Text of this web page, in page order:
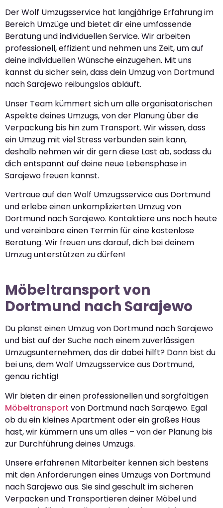
Der Wolf Umzugsservice hat langjährige Erfahrung im
Bereich Umzüge und bietet dir eine umfassende
Beratung und individuellen Service. Wir arbeiten
professionell, effizient und nehmen uns Zeit, um auf
deine individuellen Wünsche einzugehen. Mit uns
kannst du sicher sein, dass dein Umzug von Dortmund
nach Sarajewo reibungslos abläuft.
Unser Team kümmert sich um alle organisatorischen
Aspekte deines Umzugs, von der Planung über die
Verpackung bis hin zum Transport. Wir wissen, dass
ein Umzug mit viel Stress verbunden sein kann,
deshalb nehmen wir dir gern diese Last ab, sodass du
dich entspannt auf deine neue Lebensphase in
Sarajewo freuen kannst.
Vertraue auf den Wolf Umzugsservice aus Dortmund
und erlebe einen unkomplizierten Umzug von
Dortmund nach Sarajewo. Kontaktiere uns noch heute
und vereinbare einen Termin für eine kostenlose
Beratung. Wir freuen uns darauf, dich bei deinem
Umzug unterstützen zu dürfen!
Möbeltransport von
Dortmund nach Sarajewo
Du planst einen Umzug von Dortmund nach Sarajewo
und bist auf der Suche nach einem zuverlässigen
Umzugsunternehmen, das dir dabei hilft? Dann bist du
bei uns, dem Wolf Umzugsservice aus Dortmund,
genau richtig!
Wir bieten dir einen professionellen und sorgfältigen
Möbeltransport von Dortmund nach Sarajewo. Egal
ob du ein kleines Apartment oder ein großes Haus
hast, wir kümmern uns um alles – von der Planung bis
zur Durchführung deines Umzugs.
Unsere erfahrenen Mitarbeiter kennen sich bestens
mit den Anforderungen eines Umzugs von Dortmund
nach Sarajewo aus. Sie sind geschult im sicheren
Verpacken und Transportieren deiner Möbel und